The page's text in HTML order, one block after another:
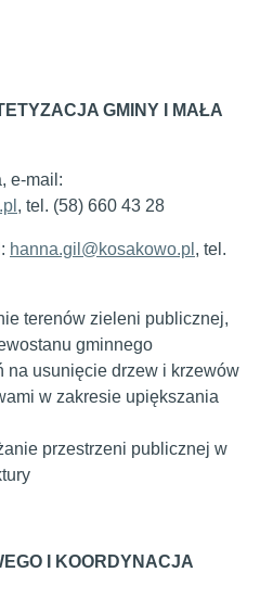
GMINY I MAŁA
e-mail:
, tel. (58) 660 43 28
hanna.gil@kosakowo.pl , tel.
terenów zieleni publicznej,
gminnego
na usunięcie drzew i krzewów
w zakresie upiększania
przestrzeni publicznej w
I KOORDYNACJA